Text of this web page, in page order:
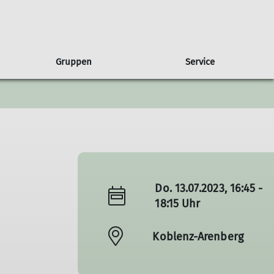
Presse Sponsoren
Partnerschaft Natur & Klima
Ausbildungsberichte
Gruppen
Albatros Wandern Wettkampfklettern
Service
Freiwilligendienst
Do. 13.07.2023, 16:45 -
18:15 Uhr
Koblenz-Arenberg